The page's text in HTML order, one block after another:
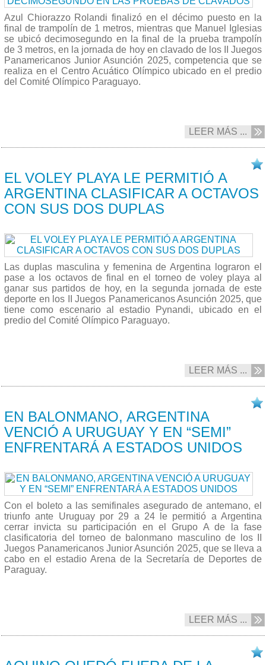
Azul Chiorazzo Rolandi finalizó en el décimo puesto en la
final de trampolín de 1 metros, mientras que Manuel Iglesias
se ubicó decimosegundo en la final de la prueba trampolín
de 3 metros, en la jornada de hoy en clavado de los II Juegos
Panamericanos Junior Asunción 2025, competencia que se
realiza en el Centro Acuático Olímpico ubicado en el predio
del Comité Olímpico Paraguayo.
LEER MÁS ...
EL VOLEY PLAYA LE PERMITIÓ A
ARGENTINA CLASIFICAR A OCTAVOS
CON SUS DOS DUPLAS
Las duplas masculina y femenina de Argentina lograron el
pase a los octavos de final en el torneo de voley playa al
ganar sus partidos de hoy, en la segunda jornada de este
deporte en los II Juegos Panamericanos Asunción 2025, que
tiene como escenario al estadio Pynandi, ubicado en el
predio del Comité Olímpico Paraguayo.
LEER MÁS ...
EN BALONMANO, ARGENTINA
VENCIÓ A URUGUAY Y EN “SEMI”
ENFRENTARÁ A ESTADOS UNIDOS
Con el boleto a las semifinales asegurado de antemano, el
triunfo ante Uruguay por 29 a 24 le permitió a Argentina
cerrar invicta su participación en el Grupo A de la fase
clasificatoria del torneo de balonmano masculino de los II
Juegos Panamericanos Junior Asunción 2025, que se lleva a
cabo en el estadio Arena de la Secretaría de Deportes de
Paraguay.
LEER MÁS ...